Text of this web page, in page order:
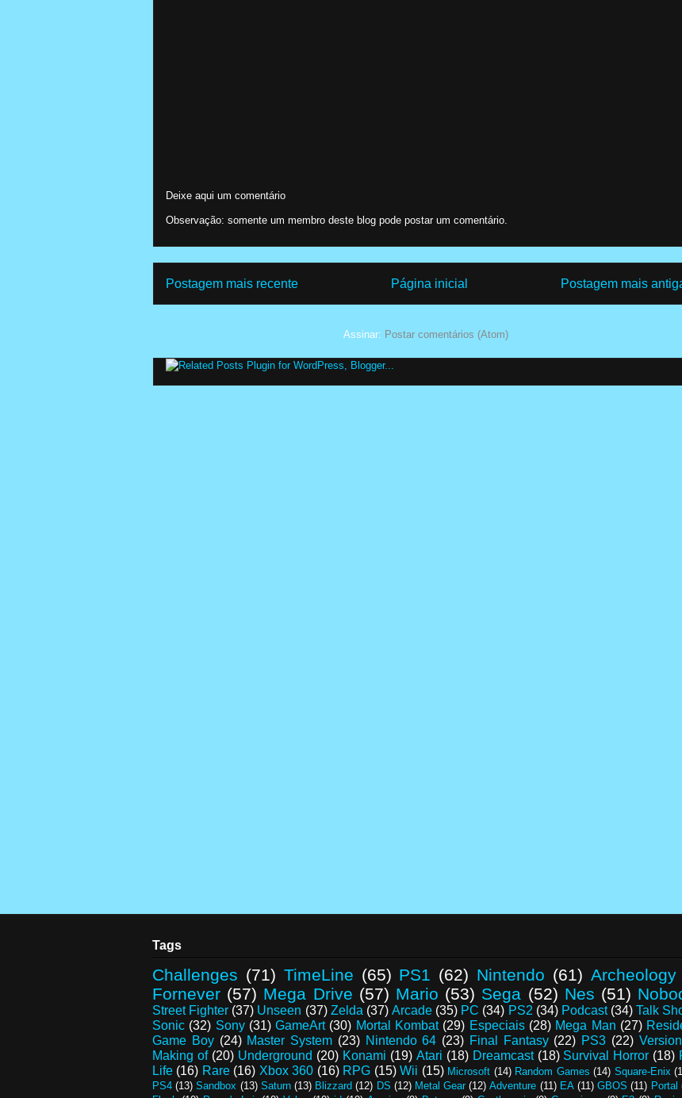
Deixe aqui um comentário
Observação: somente um membro deste blog pode postar um comentário.
Postagem mais recente Postagem mais
Página inicial
Assinar: Postar comentários (Atom)
Tags
Challenges (71) TimeLine (65) PS1 (62) Nintendo (61) Archeology
Fornever (57) Mega Drive (57) Mario (53) Sega (52) Nes (51)
Street Fighter (37) Unseen (37) Zelda (37) Arcade (35) PC (34) PS2 (34) Podcast (34) Talk
Sonic (32) Sony (31) GameArt (30) Mortal Kombat (29) Especiais (28) Mega Man (27)
Game Boy (24) Master System (23) Nintendo 64 (23) Final Fantasy (22) PS3 (22)
Making of (20) Underground (20) Konami (19) Atari (18) Dreamcast (18) Survival Horror (18)
Life (16) Rare (16) Xbox 360 (16) RPG (15) Wii (15) Microsoft (14) Random Games (14) Square-Enix
PS4 (13) Sandbox (13) Saturn (13) Blizzard (12) DS (12) Metal Gear (12) Adventure (11) EA (11) GBOS (11) Portal